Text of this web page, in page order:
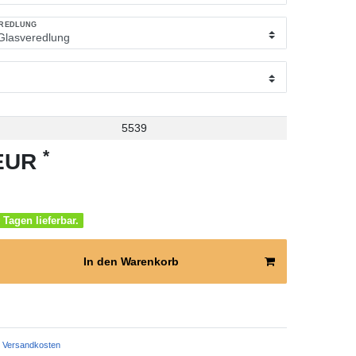
5539
*
lieferbar.
In den Warenkorb
Versandkosten